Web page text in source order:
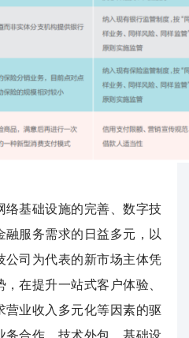
络基础设施的完善、数字技
融服务需求的日益多元，以
公司为代表的新市场主体凭
在提升一站式客户体验、
营业收入多元化等因素的驱